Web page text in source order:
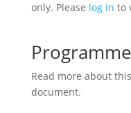
only. Please log in to
Read more about
document.